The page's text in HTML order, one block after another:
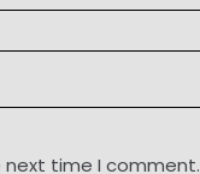
next time I comment.